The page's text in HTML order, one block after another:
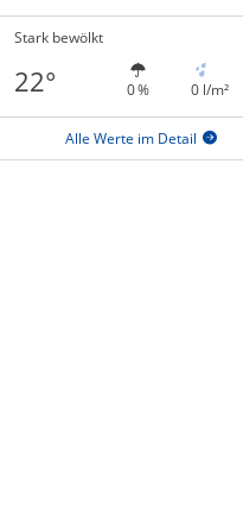
Stark bewölkt
22° 0 % 0 l/m²
Alle Werte im Detail